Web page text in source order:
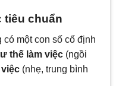
tiêu chuẩn
một con số cố định
thế làm việc (ngồi
(nhẹ, trung bình